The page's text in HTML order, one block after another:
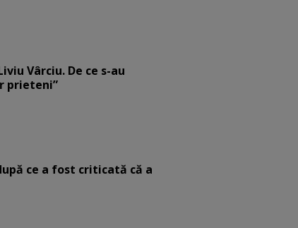
Vârciu. De ce s-au
prieteni”
ce a fost criticată că a